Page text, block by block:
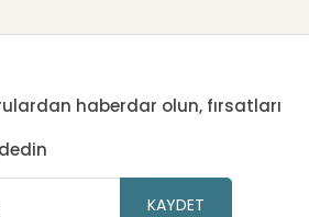
haberdar olun, fırsatları
KAYDET